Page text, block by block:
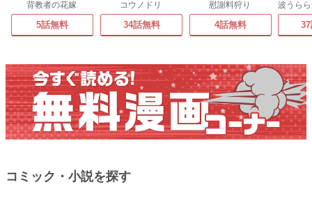
背教者の花嫁
5話無料
コウノドリ
34話無料
慰謝料狩り
4話無料
コミック・小説を探す